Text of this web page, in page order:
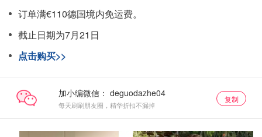
订单满€110德国境内免运费。
截止日期为7月21日
点击购买>>
加小编微信：
每天刷刷朋友圈，精华折扣不漏掉
复制